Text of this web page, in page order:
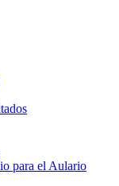
para el Aulario